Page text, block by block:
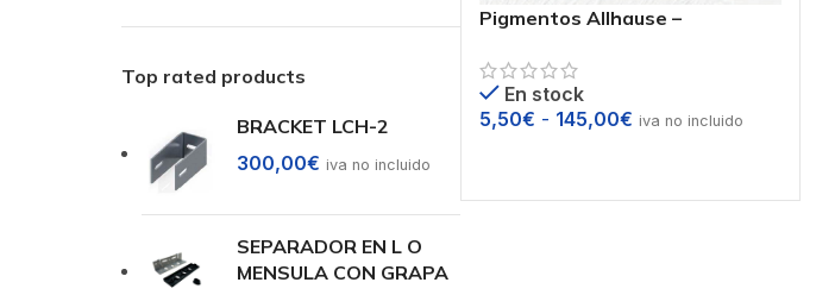
Top rated products
BRACKET LCH-2
300,00€ iva no incluido
SEPARADOR EN L O
MENSULA CON GRAPA
Pigmentos Allhause –
blanco
En stock
5,50€ - 145,00€ iva no incluido